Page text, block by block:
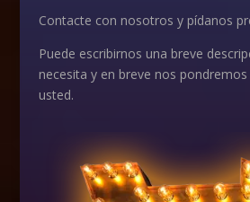
Contacte con nosotros y pídanos
Puede escribirnos una breve
necesita y en breve nos
usted.